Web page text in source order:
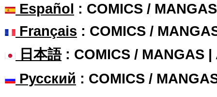
Español : COMICS /
Français : COMICS /
日本語: COMICS / MANGAS |
Русский : COMICS /